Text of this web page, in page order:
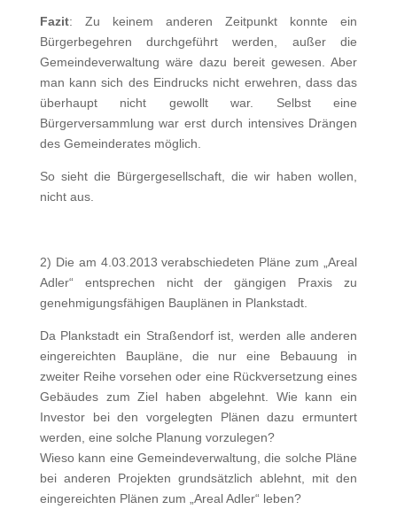
Fazit: Zu keinem anderen Zeitpunkt konnte ein
Bürgerbegehren durchgeführt werden, außer die
Gemeindeverwaltung wäre dazu bereit gewesen. Aber
man kann sich des Eindrucks nicht erwehren, dass das
überhaupt nicht gewollt war. Selbst eine
Bürgerversammlung war erst durch intensives Drängen
des Gemeinderates möglich.
So sieht die Bürgergesellschaft, die wir haben wollen,
nicht aus.
2) Die am 4.03.2013 verabschiedeten Pläne zum „Areal
Adler“ entsprechen nicht der gängigen Praxis zu
genehmigungsfähigen Bauplänen in Plankstadt.
Da Plankstadt ein Straßendorf ist, werden alle anderen
eingereichten Baupläne, die nur eine Bebauung in
zweiter Reihe vorsehen oder eine Rückversetzung eines
Gebäudes zum Ziel haben abgelehnt. Wie kann ein
Investor bei den vorgelegten Plänen dazu ermuntert
werden, eine solche Planung vorzulegen?
Wieso kann eine Gemeindeverwaltung, die solche Pläne
bei anderen Projekten grundsätzlich ablehnt, mit den
eingereichten Plänen zum „Areal Adler“ leben?